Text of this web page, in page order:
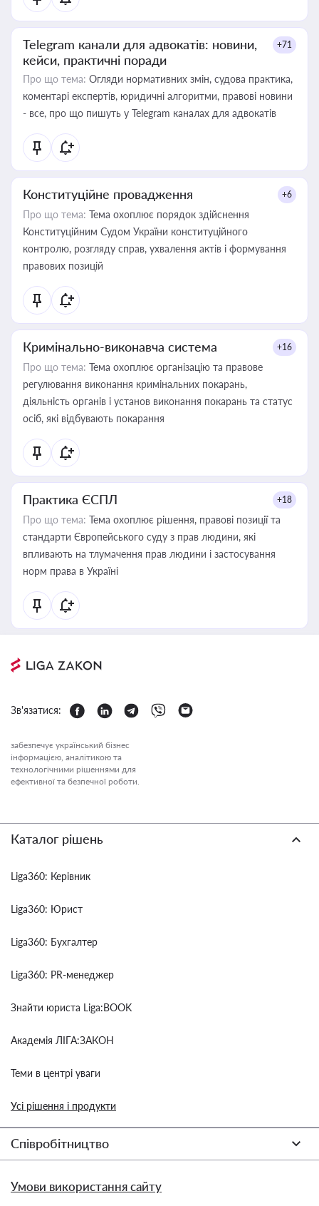
Telegram канали для адвокатів: новини,
кейси, практичні поради
+71
Про що тема: Огляди нормативних змін, судова практика,
коментарі експертів, юридичні алгоритми, правові новини
- все, про що пишуть у Telegram каналах для адвокатів
Конституційне провадження +6
Про що тема: Тема охоплює порядок здійснення
Конституційним Судом України конституційного
контролю, розгляду справ, ухвалення актів і формування
правових позицій
Кримінально-виконавча система +16
Про що тема: Тема охоплює організацію та правове
регулювання виконання кримінальних покарань,
діяльність органів і установ виконання покарань та статус
осіб, які відбувають покарання
Практика ЄСПЛ +18
Про що тема: Тема охоплює рішення, правові позиції та
стандарти Європейського суду з прав людини, які
впливають на тлумачення прав людини і застосування
норм права в Україні
Зв'язатися:
забезпечує український бізнес
інформацією, аналітикою та
технологічними рішеннями для
ефективної та безпечної роботи.
Каталог рішень
Liga360: Керівник
Liga360: Юрист
Liga360: Бухгалтер
Liga360: PR-менеджер
Знайти юриста Liga:BOOK
Академія ЛІГА:ЗАКОН
Теми в центрі уваги
Усі рішення і продукти
Співробітництво
Умови використання сайту